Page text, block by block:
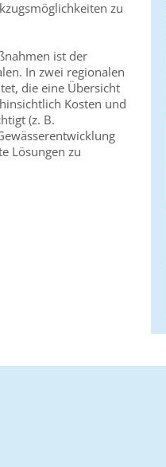
zu
ist der
In zwei regionalen
die eine Übersicht
Kosten und
(z. B.
Lösungen zu